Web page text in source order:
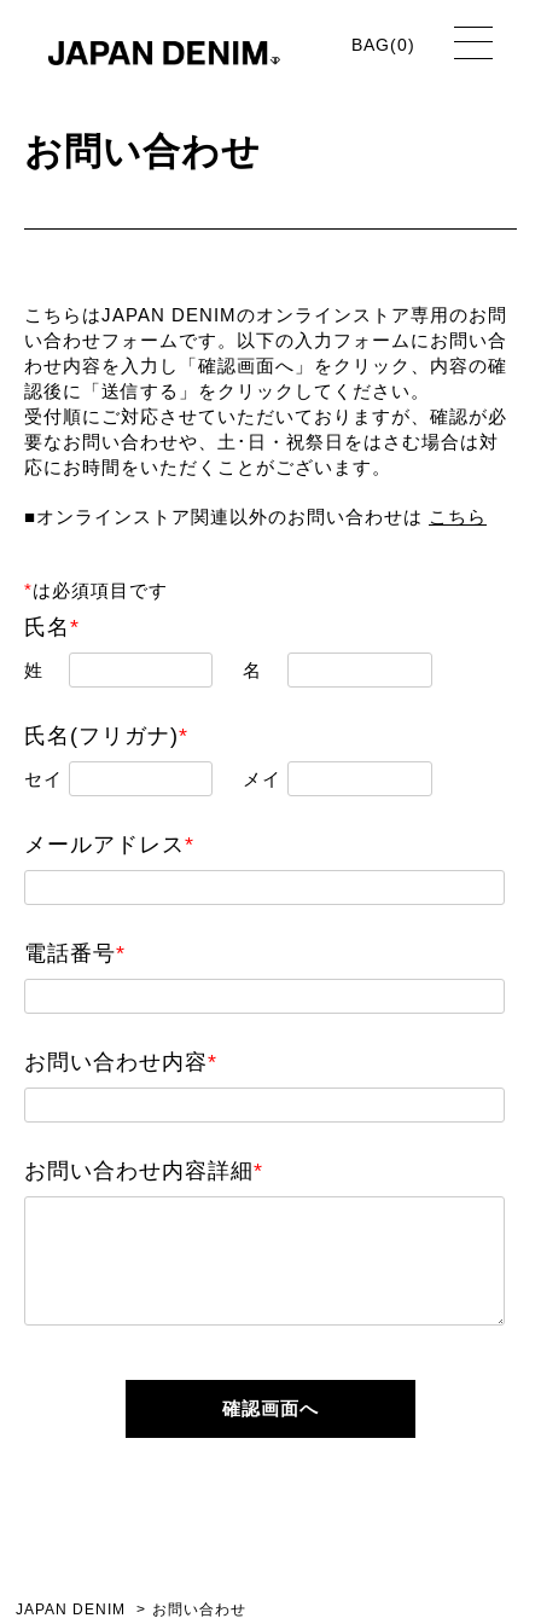
BAG(0)
お問い合わせ
こちらはJAPAN DENIMのオンラインストア専用のお問
い合わせフォームです。以下の入力フォームにお問い合
わせ内容を入力し「確認画面へ」をクリック、内容の確
認後に「送信する」をクリックしてください。
受付順にご対応させていただいておりますが、確認が必
要なお問い合わせや、土･日・祝祭日をはさむ場合は対
応にお時間をいただくことがございます。
■オンラインストア関連以外のお問い合わせは こちら
*は必須項目です
氏名 *
姓 名
氏名(フリガナ)*
セイ メイ
メールアドレス*
電話番号*
お問い合わせ内容*
お問い合わせ内容詳細*
JAPAN DENIM お問い合わせ